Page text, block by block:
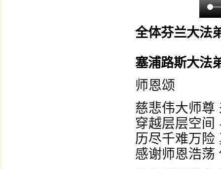
全体芬兰大法
塞浦路斯大法
师恩颂
慈悲伟大师尊
穿越层层空间
历尽千难万险
感谢师恩浩荡